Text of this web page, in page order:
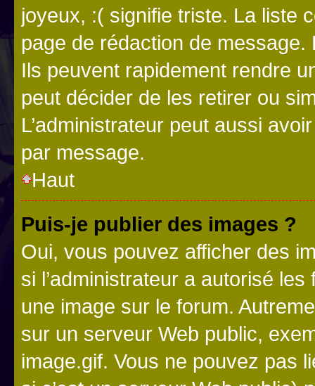
joyeux, :( signifie triste. La liste
page de rédaction de
Ils peuvent rapidement rendre
peut décider de les retirer ou
L’administrateur peut aussi
par message.
Haut
Puis-je publier des images ?
Oui, vous pouvez afficher des
si l’administrateur a autorisé
une image sur le forum.
sur un serveur Web public,
image.gif. Vous ne pouvez pas